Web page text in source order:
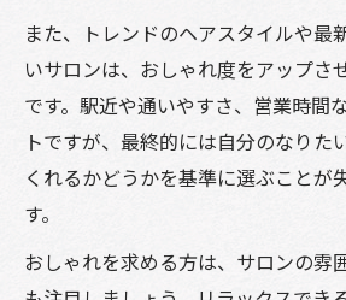
また、トレンドのヘアスタイルや最
いサロンは、おしゃれ度をアップさ
です。駅近や通いやすさ、営業時間
トですが、最終的には自分のなりた
くれるかどうかを基準に選ぶことが
す。
おしゃれを求める方は、サロンの雰